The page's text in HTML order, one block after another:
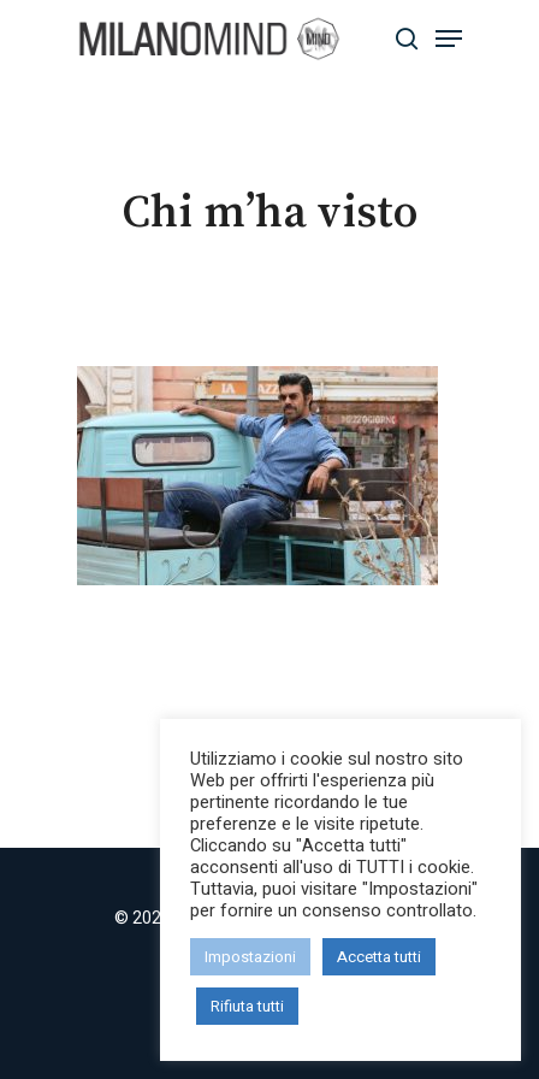
search
Menu
Chi m’ha visto
© 2022 MilanoMind | Tutti i diritti riservati.
P.IVA 09853820968
twitter instagram
Utilizziamo i cookie sul nostro sito
Web per offrirti l'esperienza più
pertinente ricordando le tue
preferenze e le visite ripetute.
Cliccando su "Accetta tutti"
acconsenti all'uso di TUTTI i cookie.
Tuttavia, puoi visitare "Impostazioni"
per fornire un consenso controllato.
Impostazioni Accetta tutti
Rifiuta tutti